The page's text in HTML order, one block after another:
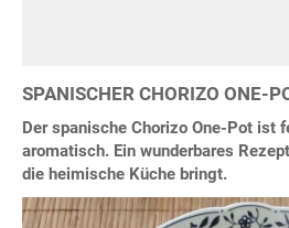
SPANISCHER CHORIZO ONE-
Der spanische Chorizo One-Pot ist
aromatisch. Ein wunderbares
die heimische Küche bringt.